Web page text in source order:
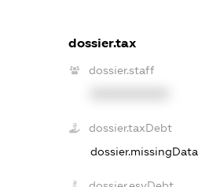
dossier.tax
dossier.staff
dossier.taxDebt
dossier.missingData